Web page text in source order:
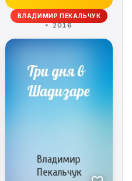
ВЛАДИМИР ПЕКАЛЬЧУК
2016